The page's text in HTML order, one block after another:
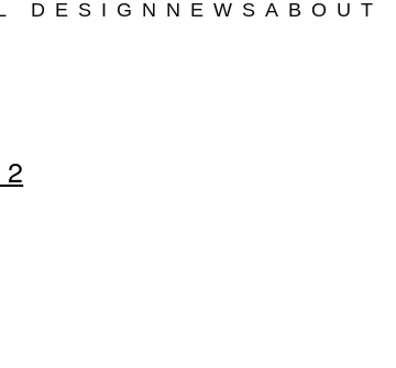
DESIGN NEWS ABOUT